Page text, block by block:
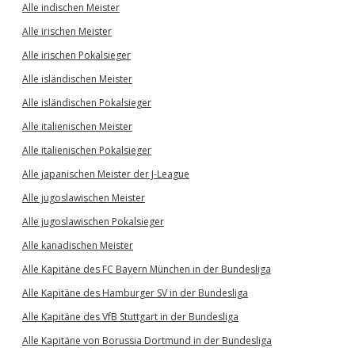
Alle indischen Meister
Alle irischen Meister
Alle irischen Pokalsieger
Alle isländischen Meister
Alle isländischen Pokalsieger
Alle italienischen Meister
Alle italienischen Pokalsieger
Alle japanischen Meister der J-League
Alle jugoslawischen Meister
Alle jugoslawischen Pokalsieger
Alle kanadischen Meister
Alle Kapitäne des FC Bayern München in der Bundesliga
Alle Kapitäne des Hamburger SV in der Bundesliga
Alle Kapitäne des VfB Stuttgart in der Bundesliga
Alle Kapitäne von Borussia Dortmund in der Bundesliga